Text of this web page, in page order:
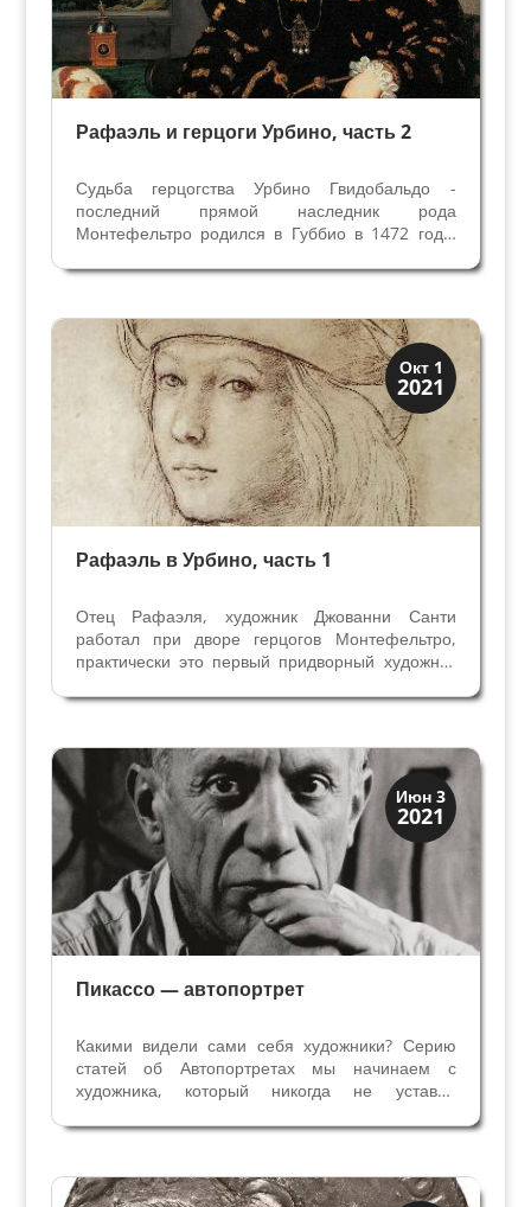
Рафаэль и герцоги Урбино, часть 2
Судьба герцогства Урбино Гвидобальдо -
последний прямой наследник рода
Монтефельтро родился в Губбио в 1472 году,
Сфорца. В 10 летнем возрасте уже стал
Гонзага, но продолжить род не...
Окт 1
2021
Иконография
Портреты
Рафаэль в Урбино, часть 1
Отец Рафаэля, художник Джованни Санти
работал при дворе герцогов Монтефельтро,
практически это первый придворный художник
ценили и уважали не только за алтарные
портретной живописи. В...
Июн 3
2021
Иконография
Портреты
Пикассо — автопортрет
Какими видели сами себя художники? Серию
статей об Автопортретах мы начинаем с
художника, который никогда не уставал
противоречивого Пабло Пикассо. Пикассо –
интерес к себе оставил для нас...